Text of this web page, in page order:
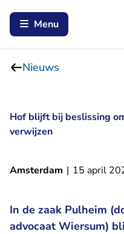
Menu
Nieuws
Hof blijft bij beslissing
verwijzen
Amsterdam | 15 april
In de zaak Pulheim
advocaat Wiersum)